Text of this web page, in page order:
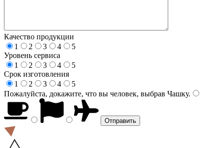
Качество продукции
1
2 3 4
5
Уровень сервиса
1
2 3 4
5
Срок изготовления
1
2 3 4
5
Пожалуйста, докажите, что вы человек, выбрав Чашку.